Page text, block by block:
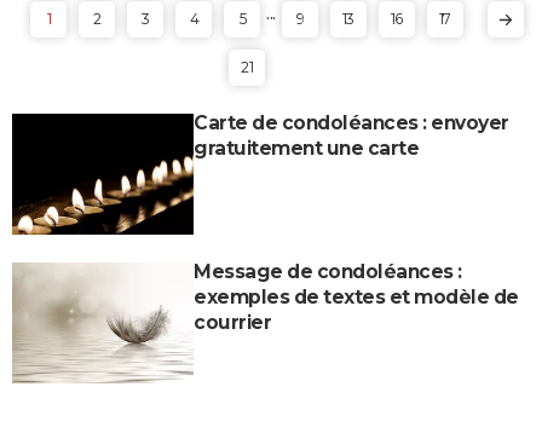
1 2 3 4 5 ... 9 13 16 17
21
Carte de condoléances : envoyer
gratuitement une carte
Message de condoléances :
exemples de textes et modèle de
courrier